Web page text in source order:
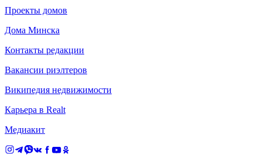
Проекты домов
Дома Минска
Контакты редакции
Вакансии риэлтеров
Википедия недвижимости
Карьера в Realt
Медиакит